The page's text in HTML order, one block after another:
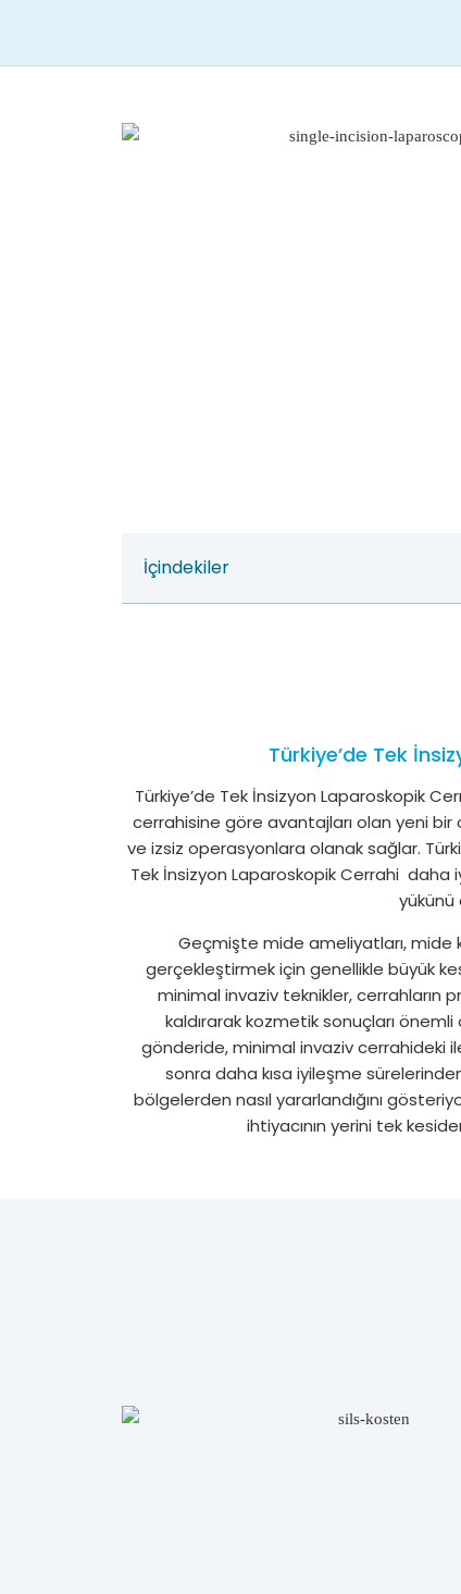
İçindekiler
Türkiye’de Tek
Türkiye’de Tek İnsizyon Laparoskopik
cerrahisine göre avantajları olan yeni bir
ve izsiz operasyonlara olanak sağlar.
Tek İnsizyon Laparoskopik Cerrahi
yükünü
Geçmişte mide ameliyatları, mide
gerçekleştirmek için genellikle büyük
minimal invaziv teknikler, cerrahların
kaldırarak kozmetik sonuçları
gönderide, minimal invaziv cerrahideki
sonra daha kısa iyileşme
bölgelerden nasıl yararlandığını
ihtiyacının yerini tek